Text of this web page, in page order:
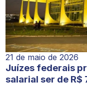
21 de maio de 2026
Juízes federais
salarial ser de R$